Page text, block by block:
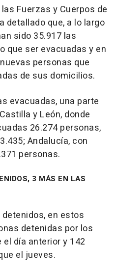
Fuerzas y Cuerpos de
detallado que, a lo largo
sido 35.917 las
que ser evacuadas y en
personas que
de sus domicilios.
evacuadas, una parte
y León, donde
26.274 personas,
Andalucía, con
personas.
3 MÁS EN LAS
en estos
detenidas por los
día anterior y 142
el jueves.